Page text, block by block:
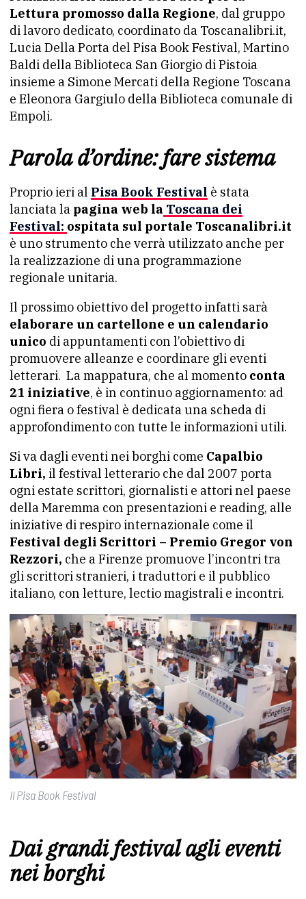
Lettura promosso dalla Regione, dal gruppo
di lavoro dedicato, coordinato da Toscanalibri.it,
Lucia Della Porta del Pisa Book Festival, Martino
Baldi della Biblioteca San Giorgio di Pistoia
insieme a Simone Mercati della Regione Toscana
e Eleonora Gargiulo della Biblioteca comunale di
Empoli.
Parola d’ordine: fare sistema
Proprio ieri al Pisa Book Festival è stata
lanciata la pagina web la Toscana dei
Festival: ospitata sul portale Toscanalibri.it
è uno strumento che verrà utilizzato anche per
la realizzazione di una programmazione
regionale unitaria.
Il prossimo obiettivo del progetto infatti sarà
elaborare un cartellone e un calendario
unico di appuntamenti con l’obiettivo di
promuovere alleanze e coordinare gli eventi
letterari. La mappatura, che al momento conta
21 iniziative, è in continuo aggiornamento: ad
ogni fiera o festival è dedicata una scheda di
approfondimento con tutte le informazioni utili.
Si va dagli eventi nei borghi come Capalbio
Libri, il festival letterario che dal 2007 porta
ogni estate scrittori, giornalisti e attori nel paese
della Maremma con presentazioni e reading, alle
iniziative di respiro internazionale come il
Festival degli Scrittori – Premio Gregor von
Rezzori, che a Firenze promuove l’incontri tra
gli scrittori stranieri, i traduttori e il pubblico
italiano, con letture, lectio magistrali e incontri.
Il Pisa Book Festival
Dai grandi festival agli eventi
nei borghi